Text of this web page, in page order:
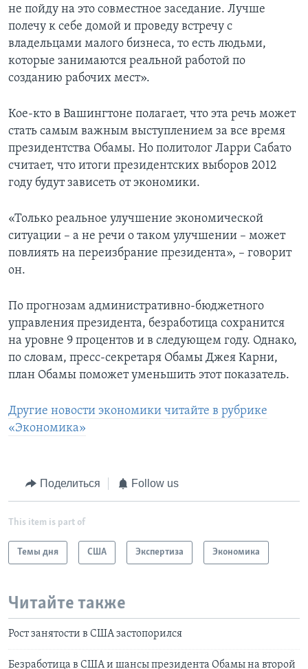
не пойду на это совместное заседание. Лучше
полечу к себе домой и проведу встречу с
владельцами малого бизнеса, то есть людьми,
которые занимаются реальной работой по
созданию рабочих мест».
Кое-кто в Вашингтоне полагает, что эта речь может
стать самым важным выступлением за все время
президентства Обамы. Но политолог Ларри Сабато
считает, что итоги президентских выборов 2012
году будут зависеть от экономики.
«Только реальное улучшение экономической
ситуации – а не речи о таком улучшении – может
повлиять на переизбрание президента», – говорит
он.
По прогнозам административно-бюджетного
управления президента, безработица сохранится
на уровне 9 процентов и в следующем году. Однако,
по словам, пресс-секретаря Обамы Джея Карни,
план Обамы поможет уменьшить этот показатель.
Другие новости экономики читайте в рубрике
«Экономика»
Поделиться Follow us
This item is part of
Темы дня США Экспертиза Экономика
Читайте также
Рост занятости в США застопорился
Безработица в США и шансы президента Обамы на второй